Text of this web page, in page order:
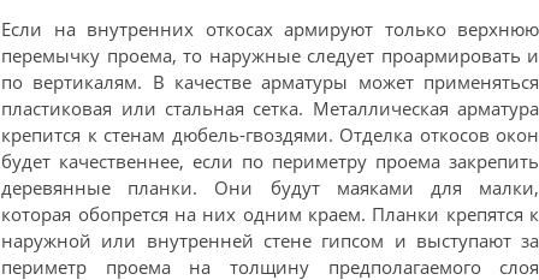
Если на внутренних откосах армируют только верхнюю
перемычку проема, то наружные следует проармировать и
по вертикалям. В качестве арматуры может применяться
пластиковая или стальная сетка. Металлическая арматура
крепится к стенам дюбель-гвоздями. Отделка откосов окон
будет качественнее, если по периметру проема закрепить
деревянные планки. Они будут маяками для малки,
которая обопрется на них одним краем. Планки крепятся к
наружной или внутренней стене гипсом и выступают за
периметр проема на толщину предполагаемого слоя